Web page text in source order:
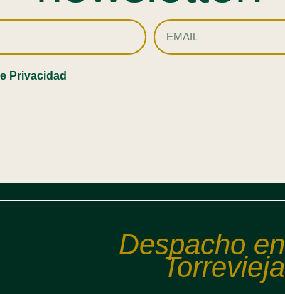
Privacidad
Despacho en
Torrevieja